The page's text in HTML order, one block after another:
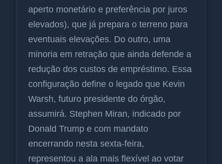
aperto monetário e preferência por juros
elevados), que já prepara o terreno para
eventuais elevações. Do outro, uma
minoria em retração que ainda defende a
redução dos custos de empréstimo. Essa
configuração define o legado que Kevin
Warsh, futuro presidente do órgão,
assumirá. Stephen Miran, indicado por
Donald Trump e com mandato
encerrando nesta sexta-feira,
representou a ala mais flexível ao votar